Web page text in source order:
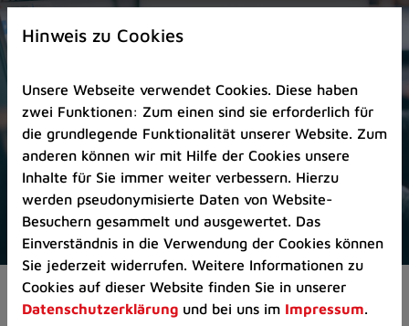
Zur
Startseite
Zum
Seitenanfang
springen
(Schnelltaste
A)
Zur
Navigation/Menü
springen
(Schnelltaste
M)
Zur
Aktuelles Pressemitteilungen
Hinweis zu Cookies
Unsere Webseite verwendet Cookies. Diese haben
zwei Funktionen: Zum einen sind sie erforderlich für
die grundlegende Funktionalität unserer Website. Zum
anderen können wir mit Hilfe der Cookies unsere
Inhalte für Sie immer weiter verbessern. Hierzu
werden pseudonymisierte Daten von Website-
Besuchern gesammelt und ausgewertet. Das
Einverständnis in die Verwendung der Cookies können
Sie jederzeit widerrufen. Weitere Informationen zu
Cookies auf dieser Website finden Sie in unserer
Datenschutzerklärung und bei uns im Impressum.